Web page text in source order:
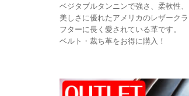
ベジタブルタンニンで強さ、柔軟性、
美しさに優れたアメリカのレザークラ
フターに長く愛されている革です。
ベルト・裁ち革をお得に購入！